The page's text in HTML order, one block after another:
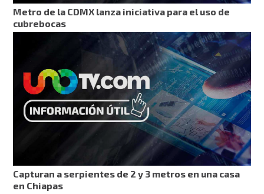
Metro de la CDMX lanza iniciativa para el uso de
cubrebocas
Capturan a serpientes de 2 y 3 metros en una casa
en Chiapas